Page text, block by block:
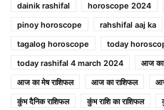
dainik rashifal
horoscope 2024
pinoy horoscope
rahshifal aaj ka
tagalog horoscope
today
today rashifal 4 march 2024
आज का
आज का मेष राशिफल
आज का राशिफल
कुंभ दैनिक राशिफल
कुंभ राशि का राशिफल